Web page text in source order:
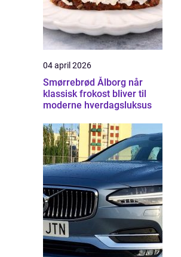
04 april 2026
Smørrebrød Ålborg når
klassisk frokost bliver til
moderne hverdagsluksus